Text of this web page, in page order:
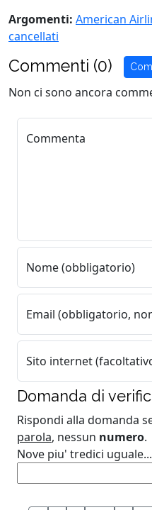
Argomenti: American
cancellati
Commenti (0)
Non ci sono ancora
Commenta
Nome (obbligatorio)
Email (obbligatorio,
Sito internet
Domanda di
Rispondi alla domanda
parola, nessun numero.
Nove piu' tredici uguale...